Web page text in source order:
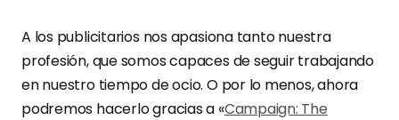
A los publicitarios nos apasiona tanto nuestra
profesión, que somos capaces de seguir trabajando
en nuestro tiempo de ocio. O por lo menos, ahora
podremos hacerlo gracias a «Campaign: The